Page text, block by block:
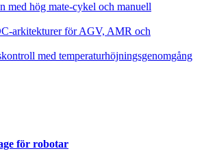
med hög mate-cykel och manuell
arkitekturer för AGV, AMR och
med temperaturhöjningsgenomgång
för robotar